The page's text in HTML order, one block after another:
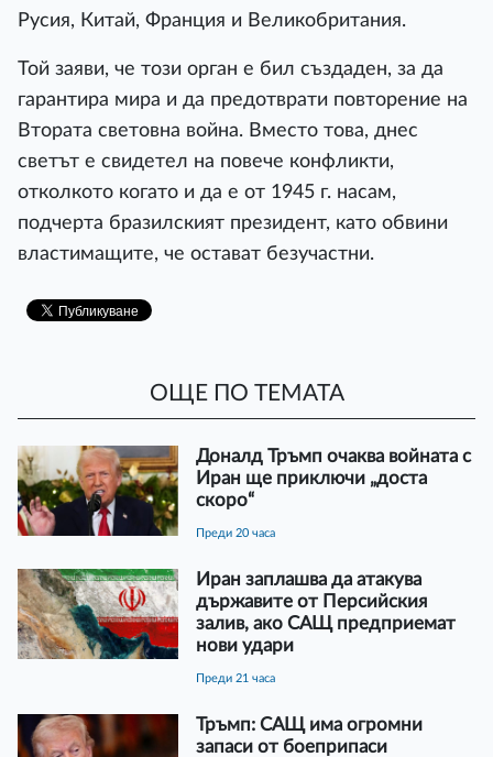
Русия, Китай, Франция и Великобритания.
Той заяви, че този орган е бил създаден, за да
гарантира мира и да предотврати повторение на
Втората световна война. Вместо това, днес
светът е свидетел на повече конфликти,
отколкото когато и да е от 1945 г. насам,
подчерта бразилският президент, като обвини
властимащите, че остават безучастни.
ОЩЕ ПО ТЕМАТА
Доналд Тръмп очаква войната с
Иран ще приключи „доста
скоро“
преди 20 часа
Иран заплашва да атакува
държавите от Персийския
залив, ако САЩ предприемат
нови удари
преди 21 часа
Тръмп: САЩ има огромни
запаси от боеприпаси